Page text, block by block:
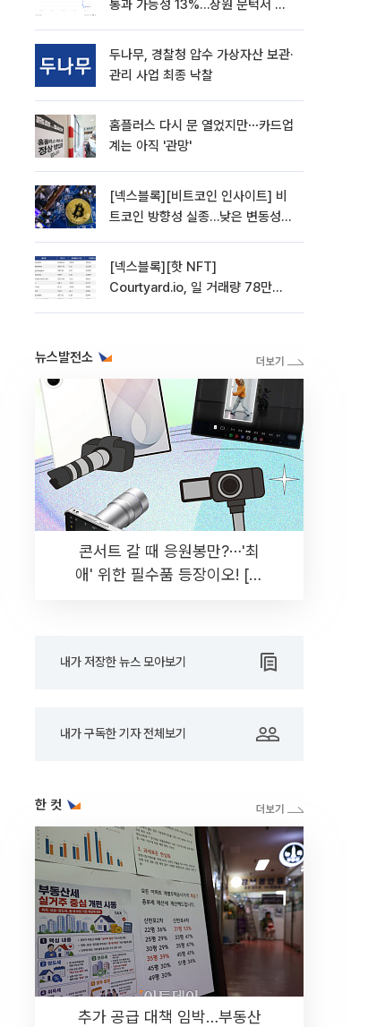
통과 가능성 13%…상원 문턱서 제
두나무, 경찰청 압수 가상자산 보관·
관리 사업 최종 낙찰
홈플러스 다시 문 열었지만⋯카드업
계는 아직 '관망'
[넥스블록][비트코인 인사이트] 비
트코인 방향성 실종…낮은 변동성에
[넥스블록][핫 NFT]
Courtyard.io, 일 거래량 78만
뉴스발전소
콘서트 갈 때 응원봉만?⋯'최
애' 위한 필수품 등장이오! [솔
내가 저장한 뉴스 모아보기
내가 구독한 기자 전체보기
한 컷
추가 공급 대책 임박…부동산